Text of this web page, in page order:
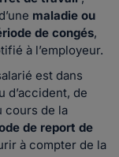
maladie ou
de congés,
à l’employeur.
est dans
d’accident, de
cours de la
de report de
à compter de la